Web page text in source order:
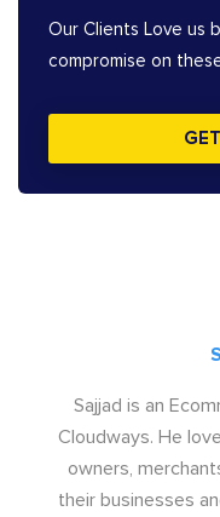
Our Clients Love us
compromise on
Sajjad is an
Cloudways. He
owners,
their businesses